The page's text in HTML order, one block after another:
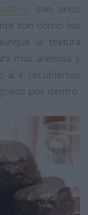
, son unos
son como los
la textura
más arenosa y
al ir recubiertos
por dentro.